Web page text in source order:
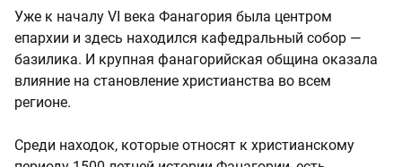
Уже к началу VI века Фанагория была центром
епархии и здесь находился кафедральный собор —
базилика. И крупная фанагорийская община оказала
влияние на становление христианства во всем
регионе.
Среди находок, которые относят к христианскому